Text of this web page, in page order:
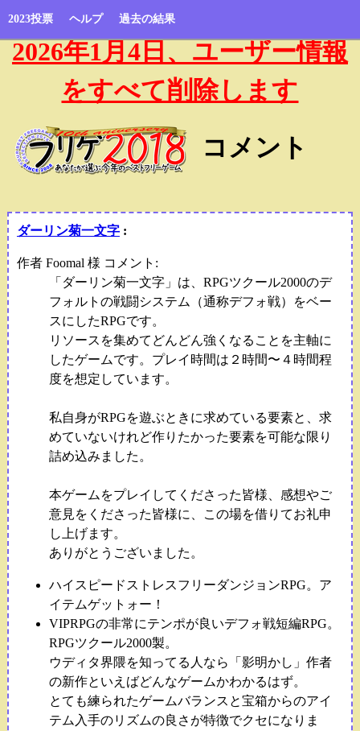
2023投票 ヘルプ 過去の結果
2026年1月4日、ユーザー情報
をすべて削除します
コメント
ダーリン菊一文字:
作者 Foomal 様 コメント:
「ダーリン菊一文字」は、RPGツクール2000のデ
フォルトの戦闘システム（通称デフォ戦）をベー
スにしたRPGです。
リソースを集めてどんどん強くなることを主軸に
したゲームです。プレイ時間は２時間〜４時間程
度を想定しています。
私自身がRPGを遊ぶときに求めている要素と、求
めていないけれど作りたかった要素を可能な限り
詰め込みました。
本ゲームをプレイしてくださった皆様、感想やご
意見をくださった皆様に、この場を借りてお礼申
し上げます。
ありがとうございました。
ハイスピードストレスフリーダンジョンRPG。ア
イテムゲットォー！
VIPRPGの非常にテンポが良いデフォ戦短編RPG。
RPGツクール2000製。
ウディタ界隈を知ってる人なら「影明かし」作者
の新作といえばどんなゲームかわかるはず。
とても練られたゲームバランスと宝箱からのアイ
テム入手のリズムの良さが特徴でクセになりま